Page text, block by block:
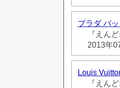
プラダ バ
『えん
2013年
Louis
『えん